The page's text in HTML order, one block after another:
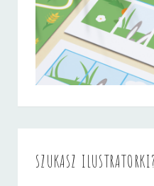
SZUKASZ